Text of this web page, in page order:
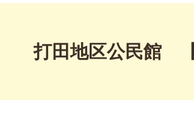
打田地区公民館 【